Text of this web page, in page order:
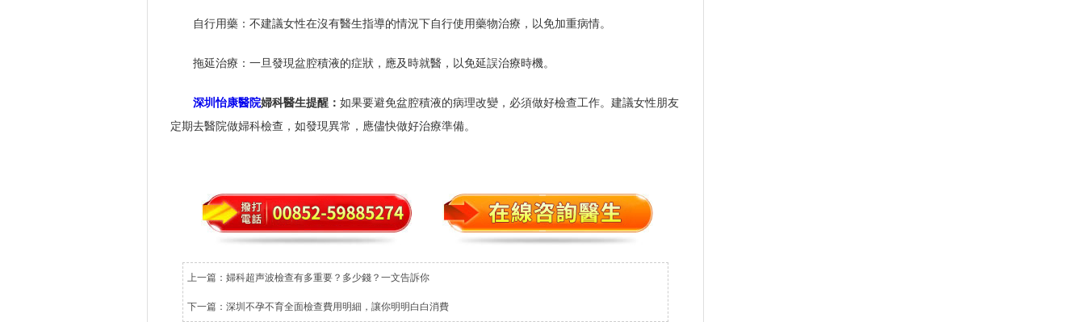
自行用藥：不建議女性在沒有醫生指導的情況下自行使用藥物治療，以免加重病情。
拖延治療：一旦發現盆腔積液的症狀，應及時就醫，以免延誤治療時機。
深圳怡康醫院婦科醫生提醒： 如果要避免盆腔積液的病理改變，必須做好檢查工作。建議女性朋友
定期去醫院做婦科檢查，如發現異常，應儘快做好治療準備。
上一篇： 婦科超声波檢查有多重要？多少錢？一文告訴你
下一篇： 深圳不孕不育全面檢查費用明細，讓你明明白白消費